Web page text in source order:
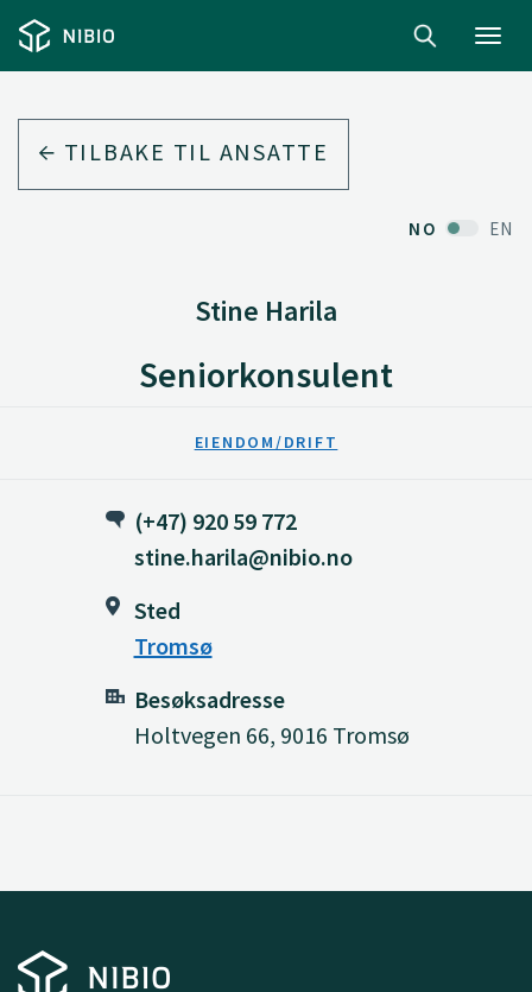
TILBAKE TIL ANSATTE
NO EN
Stine Harila
Seniorkonsulent
EIENDOM/DRIFT
(+47) 920 59 772
stine.harila@nibio.no
Sted
Tromsø
Besøksadresse
Holtvegen 66, 9016 Tromsø